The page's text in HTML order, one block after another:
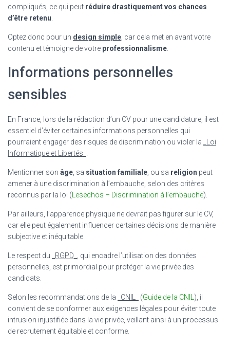
compliqués, ce qui peut réduire drastiquement vos chances
d’être retenu
Optez donc pour un design simple , car cela met en avant votre
contenu et témoigne de votre professionnalisme
Informations personnelles
sensibles
En France, lors de la rédaction d’un CV pour une candidature, il est
essentiel d’éviter certaines informations personnelles qui
pourraient engager des risques de discrimination ou violer la
_Loi
Informatique et Libertés_
Mentionner son âge , sa situation familiale , ou sa religion peut
amener à une discrimination à l’embauche, selon des critères
reconnus par la loi ( Lesechos – Discrimination à l’embauche).
Par ailleurs, l’apparence physique ne devrait pas figurer sur le CV,
car elle peut également influencer certaines décisions de manière
subjective et inéquitable.
Le respect du _RGPD_
, qui encadre l’utilisation des données
personnelles, est primordial pour protéger la vie privée des
candidats.
Selon les recommandations de la _CNIL_ (Guide de la CNIL ), il
convient de se conformer aux exigences légales pour éviter toute
intrusion injustifiée dans la vie privée, veillant ainsi à un processus
de recrutement équitable et conforme.